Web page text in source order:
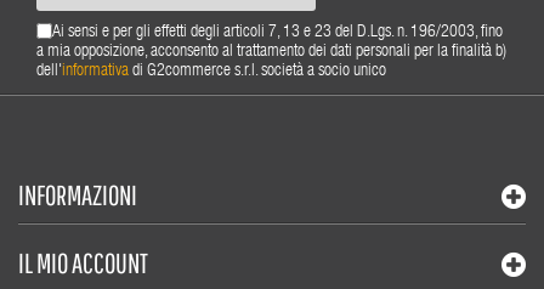
Ai sensi e per gli effetti degli articoli 7, 13 e 23 del D.Lgs. n. 196/2003, fino
a mia opposizione, acconsento al trattamento dei dati personali per la finalità b)
dell'informativa di G2commerce s.r.l. società a socio unico
INFORMAZIONI
IL MIO ACCOUNT